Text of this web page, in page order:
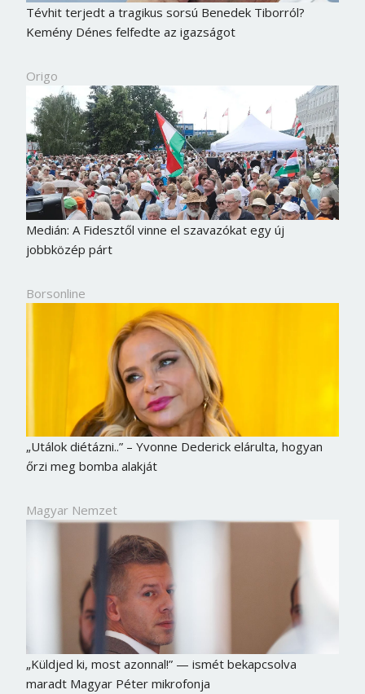
Tévhit terjedt a tragikus sorsú Benedek Tiborról?
Kemény Dénes felfedte az igazságot
Origo
Medián: A Fidesztől vinne el szavazókat egy új
jobbközép párt
Borsonline
„Utálok diétázni..” – Yvonne Dederick elárulta, hogyan
őrzi meg bomba alakját
Magyar Nemzet
„Küldjed ki, most azonnal!” — ismét bekapcsolva
maradt Magyar Péter mikrofonja
Borsonline bejelentkezés
E-mail cím vagy felhasználónév